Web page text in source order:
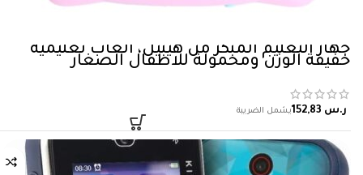
جهاز التعليم المبكر من هيبيل، العاب تعليمية
خفيفة الوزن ومحمولة للاطفال الصغار
ر.س